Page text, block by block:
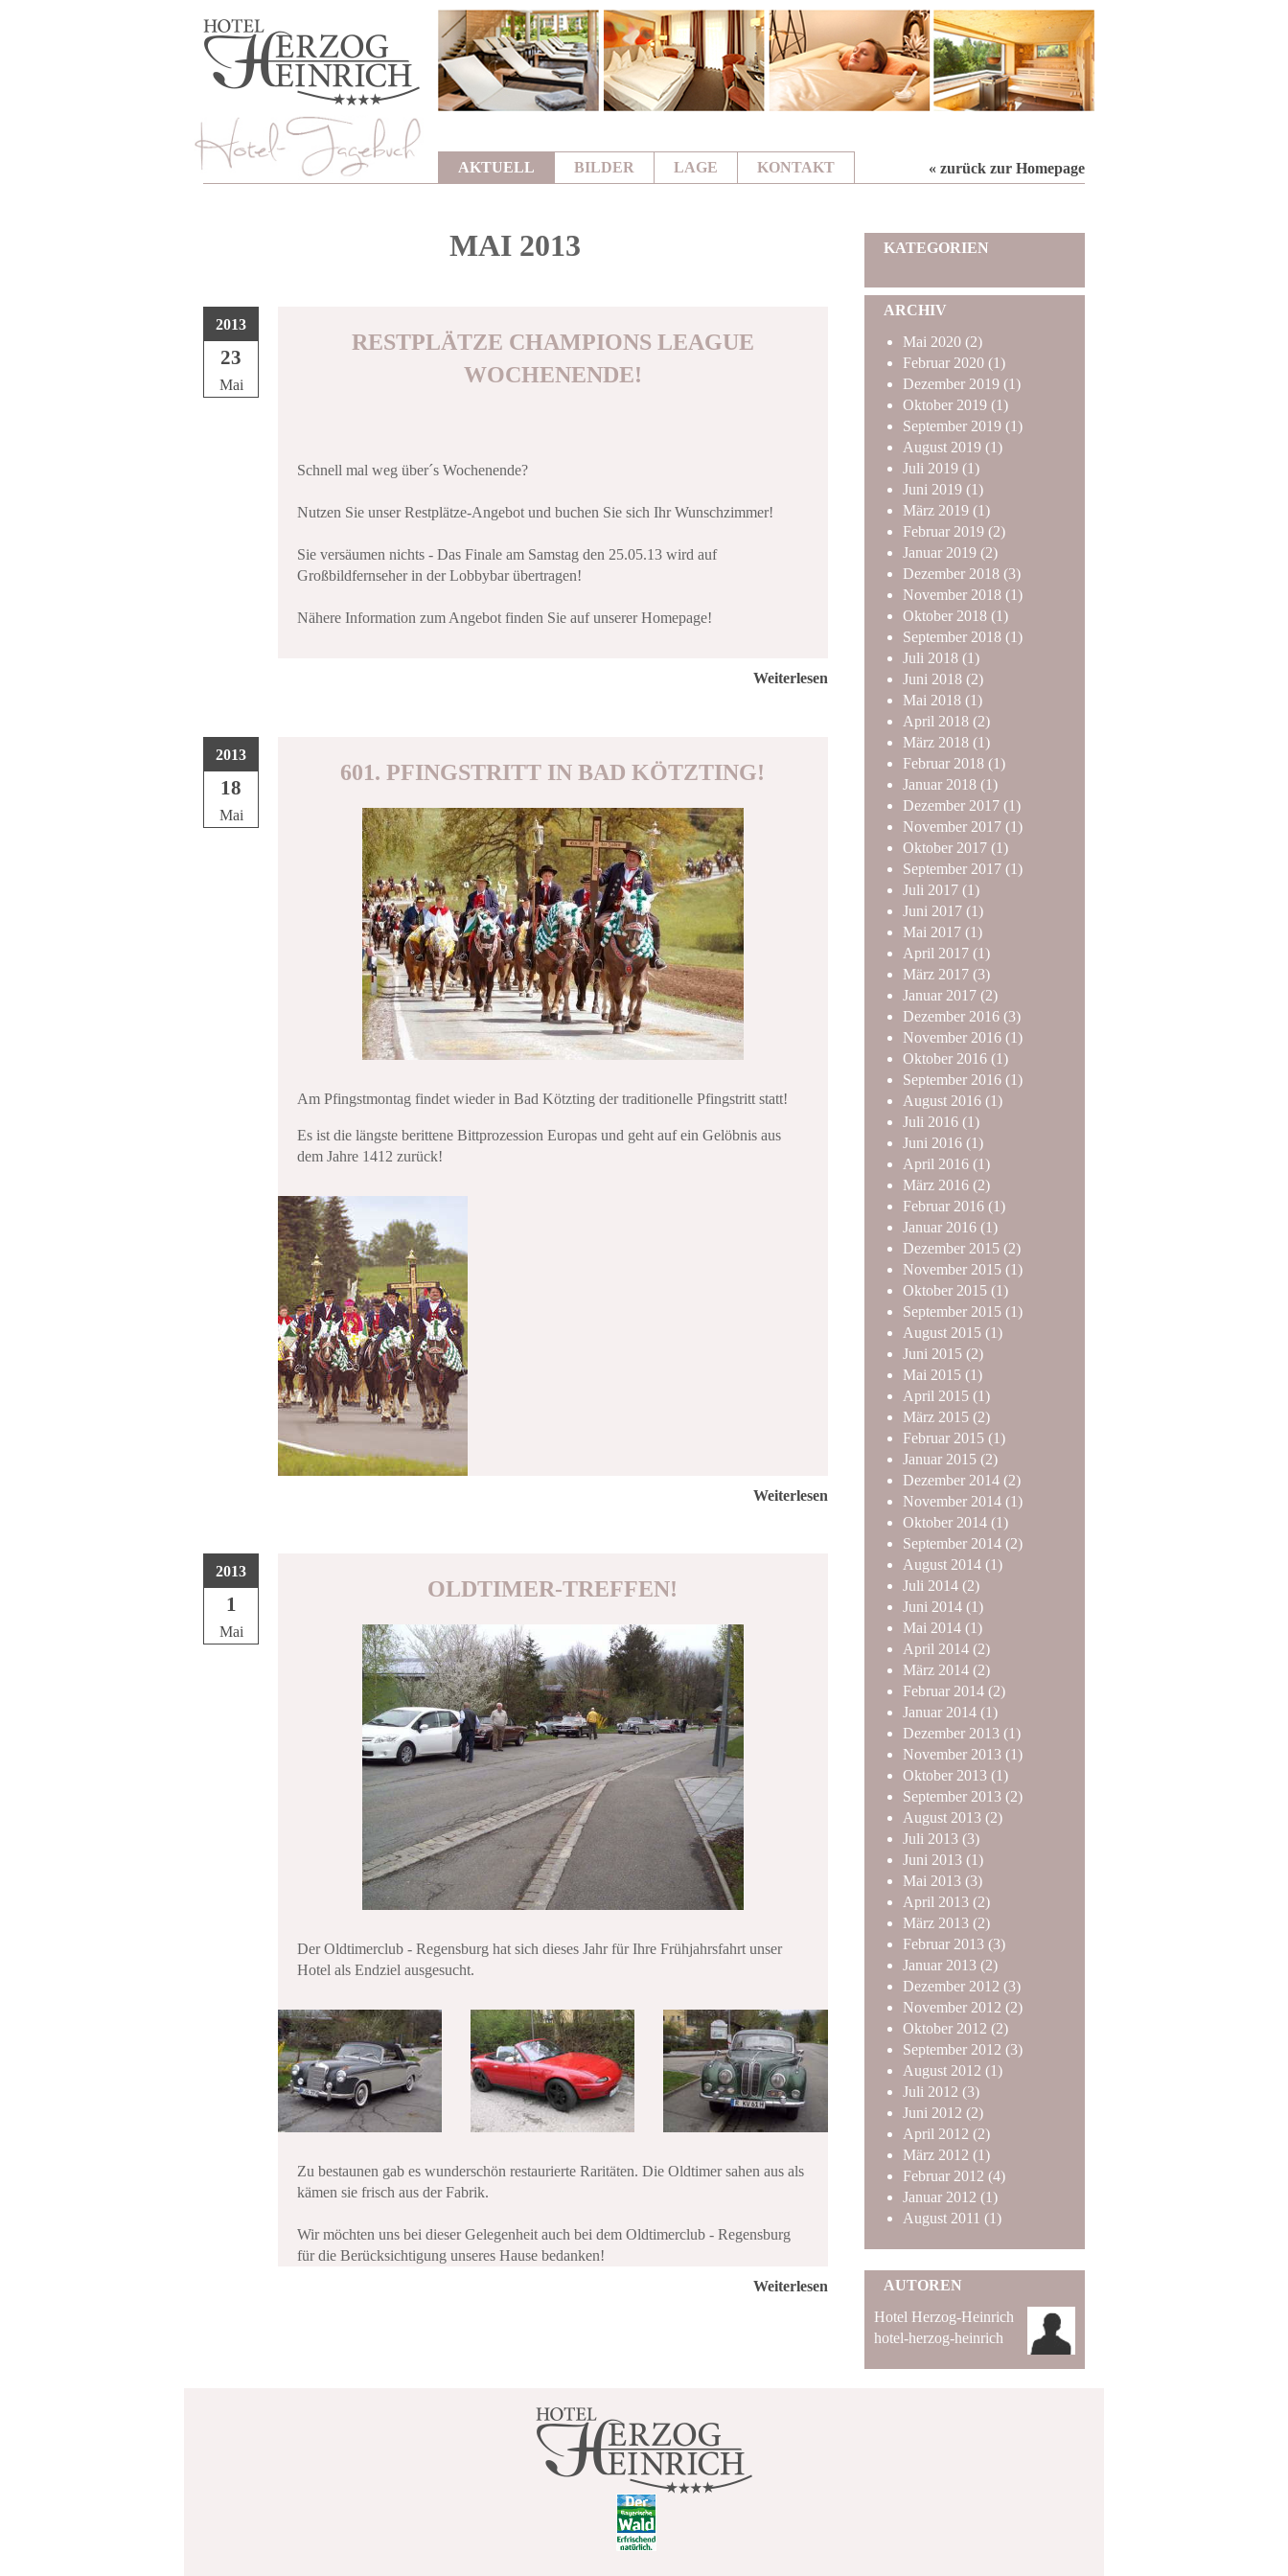
« zurück zur Homepage
AKTUELL BILDER LAGE KONTAKT
MAI 2013
2013
23
Mai
RESTPLÄTZE CHAMPIONS LEAGUE
WOCHENENDE!
Schnell mal weg über´s Wochenende?
Nutzen Sie unser Restplätze-Angebot und buchen Sie sich Ihr Wunschzimmer!
Sie versäumen nichts - Das Finale am Samstag den 25.05.13 wird auf
Großbildfernseher in der Lobbybar übertragen!
Nähere Information zum Angebot finden Sie auf unserer Homepage!
Weiterlesen
2013
18
Mai
601. PFINGSTRITT IN BAD KÖTZTING!
Am Pfingstmontag findet wieder in Bad Kötzting der traditionelle Pfingstritt statt!
Es ist die längste berittene Bittprozession Europas und geht auf ein Gelöbnis aus
dem Jahre 1412 zurück!
Weiterlesen
2013
1
Mai
OLDTIMER-TREFFEN!
Der Oldtimerclub - Regensburg hat sich dieses Jahr für Ihre Frühjahrsfahrt unser
Hotel als Endziel ausgesucht.
Zu bestaunen gab es wunderschön restaurierte Raritäten. Die Oldtimer sahen aus als
kämen sie frisch aus der Fabrik.
Wir möchten uns bei dieser Gelegenheit auch bei dem Oldtimerclub - Regensburg
für die Berücksichtigung unseres Hause bedanken!
Weiterlesen
KATEGORIEN
ARCHIV
Mai 2020 (2)
Februar 2020 (1)
Dezember 2019 (1)
Oktober 2019 (1)
September 2019 (1)
August 2019 (1)
Juli 2019 (1)
Juni 2019 (1)
März 2019 (1)
Februar 2019 (2)
Januar 2019 (2)
Dezember 2018 (3)
November 2018 (1)
Oktober 2018 (1)
September 2018 (1)
Juli 2018 (1)
Juni 2018 (2)
Mai 2018 (1)
April 2018 (2)
März 2018 (1)
Februar 2018 (1)
Januar 2018 (1)
Dezember 2017 (1)
November 2017 (1)
Oktober 2017 (1)
September 2017 (1)
Juli 2017 (1)
Juni 2017 (1)
Mai 2017 (1)
April 2017 (1)
März 2017 (3)
Januar 2017 (2)
Dezember 2016 (3)
November 2016 (1)
Oktober 2016 (1)
September 2016 (1)
August 2016 (1)
Juli 2016 (1)
Juni 2016 (1)
April 2016 (1)
März 2016 (2)
Februar 2016 (1)
Januar 2016 (1)
Dezember 2015 (2)
November 2015 (1)
Oktober 2015 (1)
September 2015 (1)
August 2015 (1)
Juni 2015 (2)
Mai 2015 (1)
April 2015 (1)
März 2015 (2)
Februar 2015 (1)
Januar 2015 (2)
Dezember 2014 (2)
November 2014 (1)
Oktober 2014 (1)
September 2014 (2)
August 2014 (1)
Juli 2014 (2)
Juni 2014 (1)
Mai 2014 (1)
April 2014 (2)
März 2014 (2)
Februar 2014 (2)
Januar 2014 (1)
Dezember 2013 (1)
November 2013 (1)
Oktober 2013 (1)
September 2013 (2)
August 2013 (2)
Juli 2013 (3)
Juni 2013 (1)
Mai 2013 (3)
April 2013 (2)
März 2013 (2)
Februar 2013 (3)
Januar 2013 (2)
Dezember 2012 (3)
November 2012 (2)
Oktober 2012 (2)
September 2012 (3)
August 2012 (1)
Juli 2012 (3)
Juni 2012 (2)
April 2012 (2)
März 2012 (1)
Februar 2012 (4)
Januar 2012 (1)
August 2011 (1)
AUTOREN
Hotel Herzog-Heinrich
hotel-herzog-heinrich